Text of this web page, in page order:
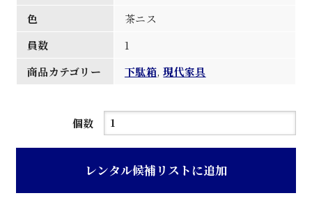
色
茶ニス
員数
1
商品カテゴリー
下駄箱,現代家具
個数
茶
塗
レンタル候補リストに追加